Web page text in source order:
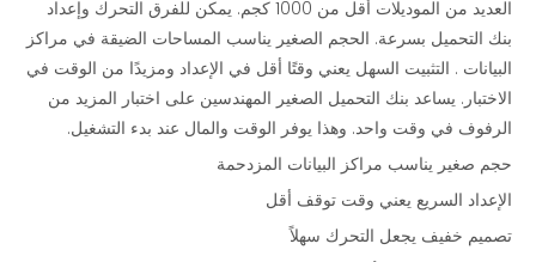
العديد من الموديلات أقل من 1000 كجم. يمكن للفرق التحرك وإعداد
بنك التحميل بسرعة. الحجم الصغير يناسب المساحات الضيقة في مراكز
البيانات . التثبيت السهل يعني وقتًا أقل في الإعداد ومزيدًا من الوقت في
الاختبار. يساعد بنك التحميل الصغير المهندسين على اختبار المزيد من
الرفوف في وقت واحد. وهذا يوفر الوقت والمال عند بدء التشغيل.
حجم صغير يناسب مراكز البيانات المزدحمة
الإعداد السريع يعني وقت توقف أقل
تصميم خفيف يجعل التحرك سهلاً